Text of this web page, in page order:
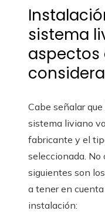
sistema
aspectos
Cabe señalar
sistema liviano
fabricante y el
seleccionada. No
siguientes son
a tener en
instalación: